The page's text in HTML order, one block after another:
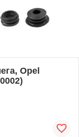
Opel